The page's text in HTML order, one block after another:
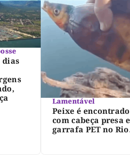
dias
Lamentável
Peixe é encontrado
com cabeça presa
garrafa PET no Rio